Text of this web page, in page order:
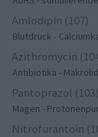
Amlodipin (107)
Blutdruck -
Azithromycin
Antibiotika -
Pantoprazol (103)
Magen -
Nitrofurantoin